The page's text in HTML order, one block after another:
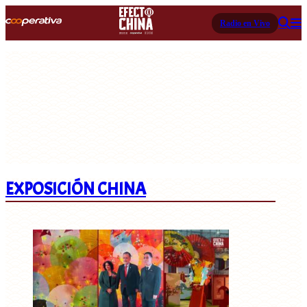
Radio en Vivo
EXPOSICIÓN CHINA